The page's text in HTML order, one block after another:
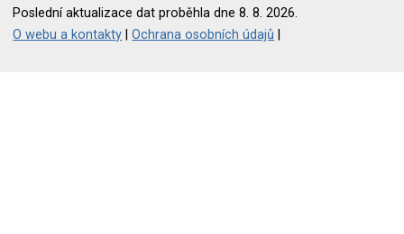
Poslední aktualizace dat proběhla dne 8. 8. 2026.
O webu a kontakty |Ochrana osobních údajů